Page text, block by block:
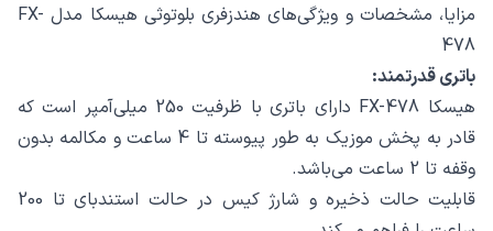
مزایا، مشخصات و ویژگی‌های هندزفری بلوتوثی هیسکا مدل FX-
478
باتری قدرتمند:
هیسکا FX-478 دارای باتری با ظرفیت 250 میلی‌آمپر است که
قادر به پخش موزیک به طور پیوسته تا 4 ساعت و مکالمه بدون
وقفه تا 2 ساعت می‌باشد.
قابلیت حالت ذخیره و شارژ کیس در حالت استندبای تا 200